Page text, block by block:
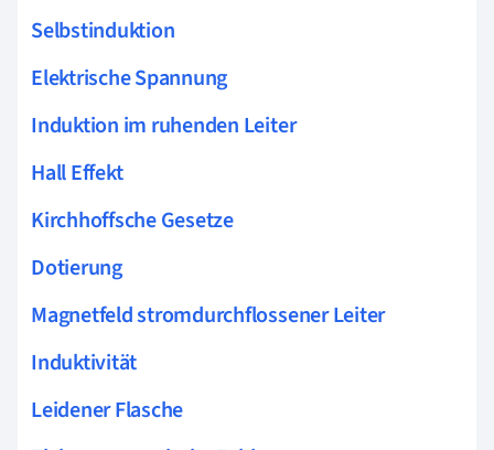
Selbstinduktion
Elektrische Spannung
Induktion im ruhenden Leiter
Hall Effekt
Kirchhoffsche Gesetze
Dotierung
Magnetfeld stromdurchflossener Leiter
Induktivität
Leidener Flasche